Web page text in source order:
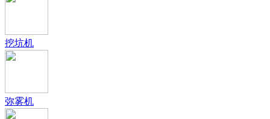
挖坑机
弥雾机